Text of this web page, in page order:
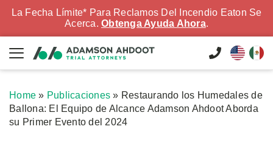
La Fecha Límite* Para Reclamos Del Incendio Eaton Se
Acerca. Obtenga Ayuda Ahora.
Home » Publicaciones » Restaurando los Humedales de
Ballona: El Equipo de Alcance Adamson Ahdoot Aborda
su Primer Evento del 2024